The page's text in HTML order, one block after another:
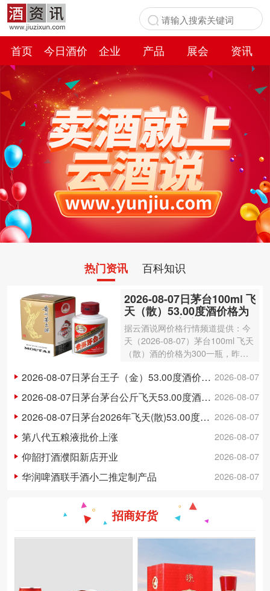
首页 今日酒价 企业 产品 展会
资讯
百科
热门资讯 百科知识
2026-08-07日茅台100ml 飞
天（散）53.00度酒价格为
300一瓶，上涨 3元
据云酒说网价格行情频道提供：今
天（2026-08-07）茅台100ml 飞天
（散）酒的价格为300一瓶，昨日
00ml 飞天（散）酒容量为100ml，
酒精度数为53.00度。茅台酒除了年
份因素之外…
2026-08-07
2026-08-07日茅台王子（金）53.00度酒价格为148一瓶，下跌 5元
2026-08-07
2026-08-07日茅台茅台公斤飞天53.00度酒价格为3,250一瓶，下跌 20元
2026-08-07
2026-08-07日茅台2026年飞天(散)53.00度酒价格为1,700一瓶，上涨 5元
2026-08-07
第八代五粮液批价上涨
2026-08-07
仰韶打酒濮阳新店开业
2026-08-07
华润啤酒联手酒小二推定制产品
招商好货